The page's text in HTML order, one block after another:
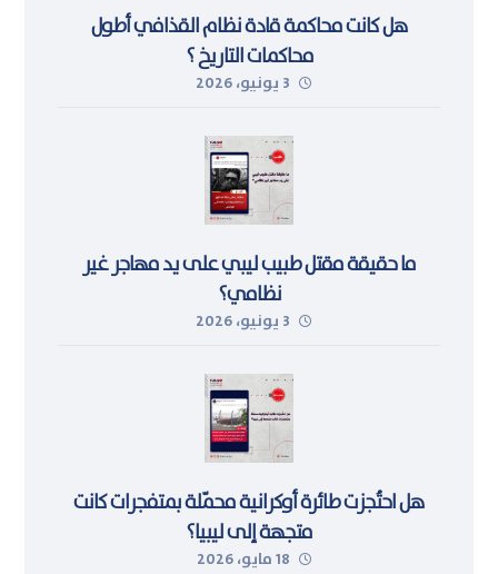
هل كانت محاكمة قادة نظام القذافي أطول
محاكمات التاريخ ؟
3 يونيو، 2026
ما حقيقة مقتل طبيب ليبي على يد مهاجر غير
نظامي؟
3 يونيو، 2026
هل احتُجزت طائرة أوكرانية محمّلة بمتفجرات كانت
متجهة إلى ليبيا؟
18 مايو، 2026